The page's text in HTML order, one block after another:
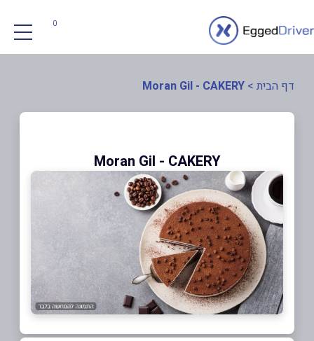
0
דף הבית >
Moran Gil - CAKERY
Moran Gil - CAKERY